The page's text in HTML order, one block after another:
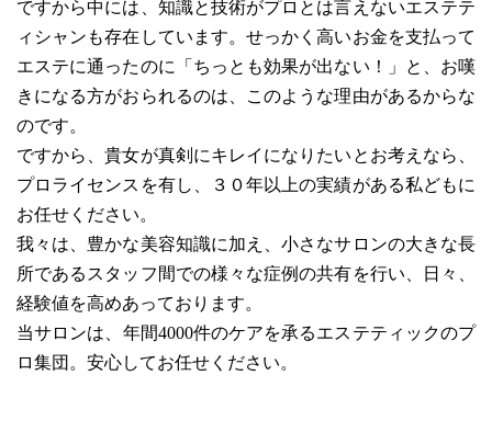
ですから中には、知識と技術がプロとは言えないエステテ
ィシャンも存在しています。せっかく高いお金を支払って
エステに通ったのに「ちっとも効果が出ない！」と、お嘆
きになる方がおられるのは、このような理由があるからな
のです。
ですから、貴女が真剣にキレイになりたいとお考えなら、
プロライセンスを有し、３０年以上の実績がある私どもに
お任せください。
我々は、豊かな美容知識に加え、小さなサロンの大きな長
所であるスタッフ間での様々な症例の共有を行い、日々、
経験値を高めあっております。
当サロンは、年間4000件のケアを承るエステティックのプ
ロ集団。安心してお任せください。